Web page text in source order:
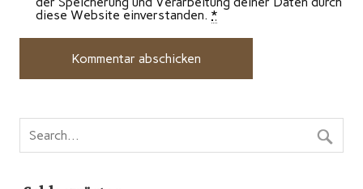
diese Website einverstanden. *